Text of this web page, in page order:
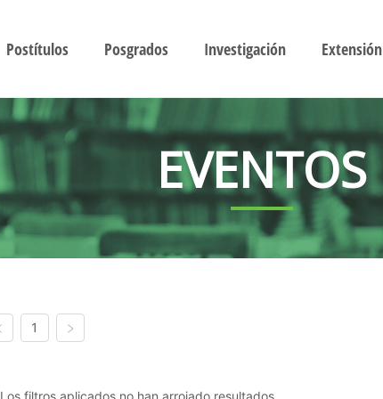
Postítulos Posgrados Investigación Extensión
EVENTOS
1
Los filtros aplicados no han arrojado resultados